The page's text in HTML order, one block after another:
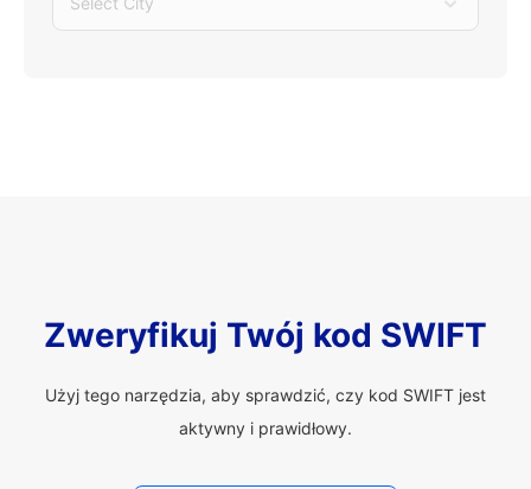
Zweryfikuj Twój kod SWIFT
Użyj tego narzędzia, aby sprawdzić, czy kod SWIFT jest
aktywny i prawidłowy.